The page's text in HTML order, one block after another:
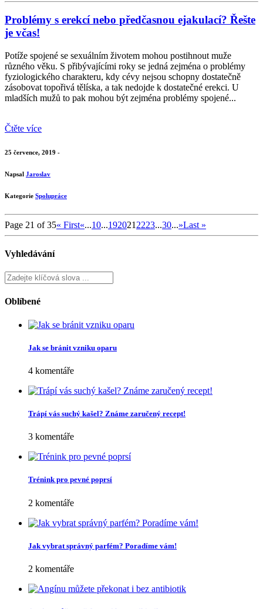
Problémy s erekcí nebo předčasnou ejakulací? Řešte
je včas!
Potíže spojené se sexuálním životem mohou postihnout muže
různého věku. S přibývajícími roky se jedná zejména o problémy
fyziologického charakteru, kdy cévy nejsou schopny dostatečně
zásobovat topořivá tělíska, a tak nedojde k dostatečné erekci. U
mladších mužů to pak mohou být zejména problémy spojené...
Čtěte více
25 července, 2019 -
Napsal Jaroslav
Kategorie Spolupráce
Page 21 of 35« First«...10...192021 2223...30...»Last »
Vyhledávání
Oblíbené
Jak se bránit vzniku oparu
4 komentáře
Trápí vás suchý kašel? Známe zaručený recept!
3 komentáře
Trénink pro pevné poprsí
2 komentáře
Jak vybrat správný parfém? Poradíme vám!
2 komentáře